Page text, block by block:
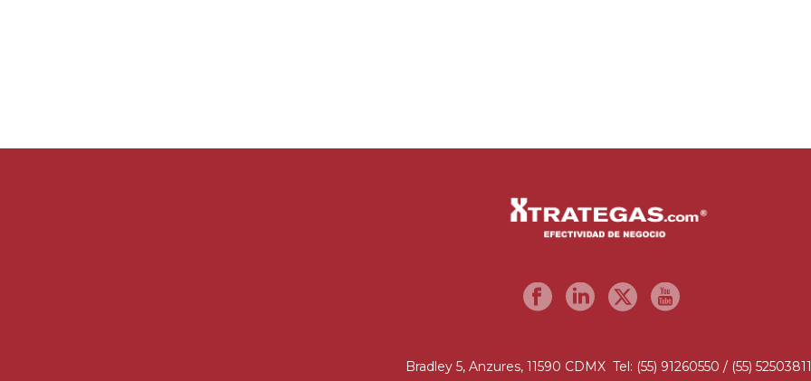
Bradley 5, Anzures, 11590 CDMX Tel: (55) 91260550 / (55) 52503811